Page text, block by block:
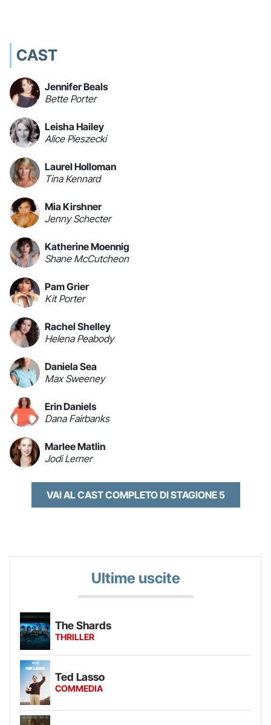
CAST
Jennifer Beals
Bette Porter
Leisha Hailey
Alice Pieszecki
Laurel Holloman
Tina Kennard
Mia Kirshner
Jenny Schecter
Katherine Moennig
Shane McCutcheon
Pam Grier
Kit Porter
Rachel Shelley
Helena Peabody
Daniela Sea
Max Sweeney
Erin Daniels
Dana Fairbanks
Marlee Matlin
Jodi Lerner
VAI AL CAST COMPLETO DI STAGIONE 5
Ultime uscite
The Shards
THRILLER
Ted Lasso
COMMEDIA